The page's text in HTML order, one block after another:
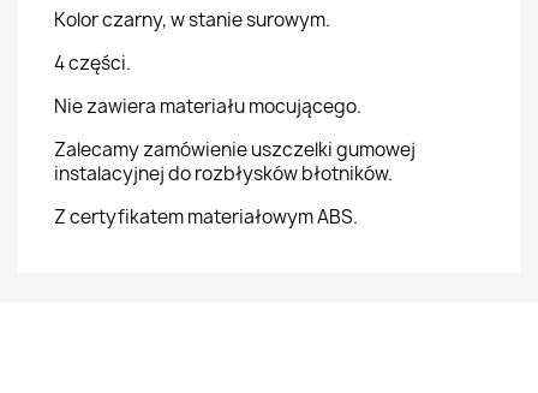
Kolor czarny, w stanie surowym.
4 części.
Nie zawiera materiału mocującego.
Zalecamy zamówienie uszczelki gumowej
instalacyjnej do rozbłysków błotników.
Z certyfikatem materiałowym ABS.